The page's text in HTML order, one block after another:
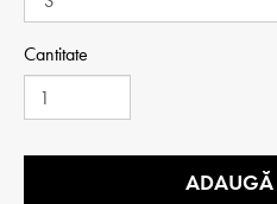
Cantitate
ADAUGĂ